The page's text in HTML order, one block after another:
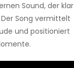
Sound, der klar
Song vermittelt
und positioniert